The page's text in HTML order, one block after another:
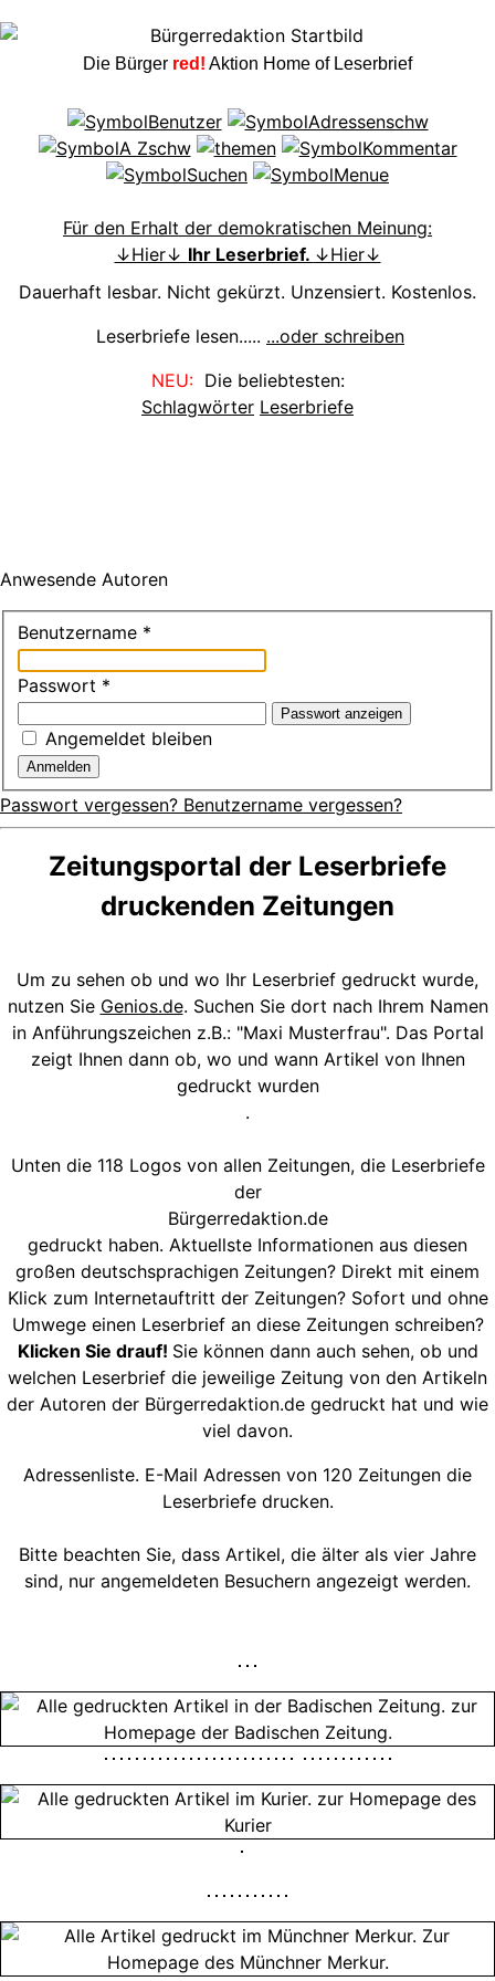
Die Bürger red! Aktion Home of Leserbrief
Für den Erhalt der demokratischen Meinung:
↓Hier↓ Ihr Leserbrief. ↓Hier↓
Dauerhaft lesbar. Nicht gekürzt. Unzensiert. Kostenlos.
Leserbriefe lesen..... ...oder schreiben
NEU:Die beliebtesten:
Schlagwörter Leserbriefe
Anwesende Autoren
Benutzername *
Passwort *
Passwort anzeigen
Angemeldet bleiben
Anmelden
Passwort vergessen? Benutzername vergessen?
Zeitungsportal der Leserbriefe
druckenden Zeitungen
Um zu sehen ob und wo Ihr Leserbrief gedruckt wurde,
nutzen Sie Genios.de. Suchen Sie dort nach Ihrem Namen
in Anführungszeichen z.B.: "Maxi Musterfrau". Das Portal
zeigt Ihnen dann ob, wo und wann Artikel von Ihnen
gedruckt wurden
.
Unten die 118 Logos von allen Zeitungen, die Leserbriefe
der
Bürgerredaktion.de
gedruckt haben. Aktuellste Informationen aus diesen
großen deutschsprachigen Zeitungen? Direkt mit einem
Klick zum Internetauftritt der Zeitungen? Sofort und ohne
Umwege einen Leserbrief an diese Zeitungen schreiben?
Klicken Sie drauf! Sie können dann auch sehen, ob und
welchen Leserbrief die jeweilige Zeitung von den Artikeln
der Autoren der Bürgerredaktion.de gedruckt hat und wie
viel davon.
Adressenliste. E-Mail Adressen von 120 Zeitungen die
Leserbriefe drucken.
Bitte beachten Sie, dass Artikel, die älter als vier Jahre
sind, nur angemeldeten Besuchern angezeigt werden.